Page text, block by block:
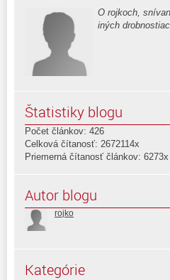
O rojkoch,
iných
Štatistiky blogu
Počet článkov: 426
Celková čítanosť: 2672114x
Priemerná čítanosť článkov: 6273x
Autor blogu
rojko
Kategórie